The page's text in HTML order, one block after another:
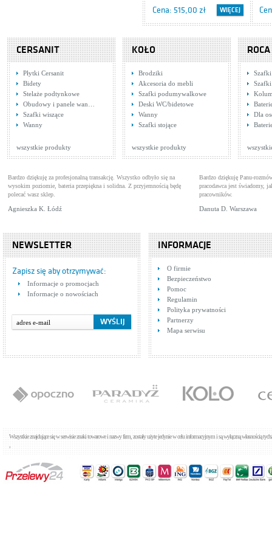
Cena: 515,00 zł WIĘCEJ
Tres Cuadro 1.07.167
Cena: 841,00 zł WIĘCEJ
Baterie wannowe
Cena: 1 171,00 zł
Tres CUADRO 1.06.260
CERSANIT
Płytki Cersanit
Bidety
Stelaże podtynkowe
Obudowy i panele wan…
Szafki wiszące
Wanny
wszystkie produkty
KOŁO
Brodziki
Akcesoria do mebli
Szafki podumywalkowe
Deski WC/bidetowe
Wanny
Szafki stojące
wszystkie produkty
ROCA
Szafki
Szafki
Dla
Bardzo dziękuję za profesjonalną transakcję. Wszystko odbyło się na
wysokim poziomie, bateria przepiękna i solidna. Z przyjemnością będę
polecać wasz sklep.
Agnieszka K. Łódź
Bardzo dziękuję Panu-
pracodawca jest świadomy,
pracowników.
Danuta D. Warszawa
NEWSLETTER
Zapisz się aby otrzymywać:
Informacje o promocjach
Informacje o nowościach
INFORMACJE
O firmie
Bezpieczeństwo
Pomoc
Regulamin
Polityka prywatności
Partnerzy
Mapa serwisu
Wszystkie znajdujące się w serwisie znaki towarowe i nazwy firm, zostały użyte jedynie w celu informacyjnym i są wyłączną własnością